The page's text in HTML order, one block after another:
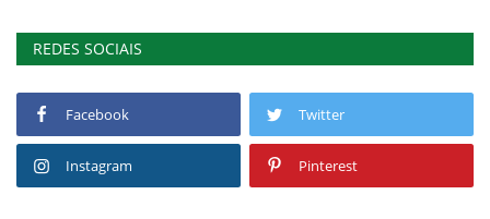
REDES SOCIAIS
Facebook Twitter
Instagram Pinterest